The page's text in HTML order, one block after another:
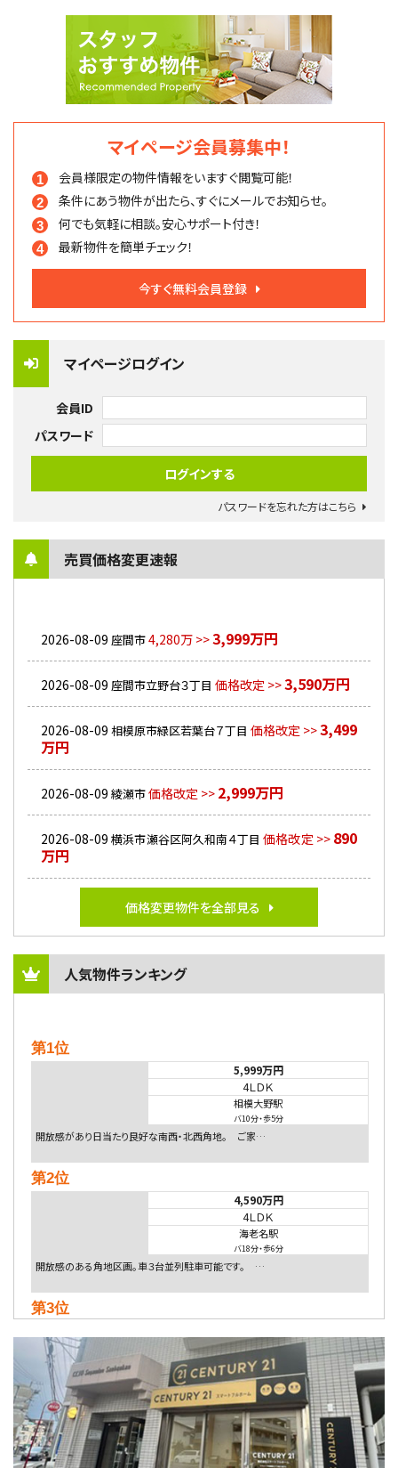
マイページ会員募集中！
会員様限定の物件情報をいますぐ閲覧可能！
条件にあう物件が出たら、すぐにメールでお知らせ。
何でも気軽に相談。安心サポート付き！
最新物件を簡単チェック！
今すぐ無料会員登録
マイページログイン
会員ID
パスワード
パスワードを忘れた方はこちら
売買価格変更速報
2026-08-09 座間市4,280万 >>3,999万円
2026-08-09 座間市立野台３丁目 価格改定 >>3,590万円
2026-08-09 相模原市緑区若葉台７丁目 価格改定 >>3,499
万円
2026-08-09 綾瀬市価格改定 >> 2,999万円
2026-08-09 横浜市瀬谷区阿久和南４丁目 価格改定 >> 890
万円
価格変更物件を全部見る
人気物件ランキング
第1位
5,999万円
4ＬＤＫ
相模大野駅
バ10分・歩5分
開放感があり日当たり良好な南西・北西角地。 ご家…
第2位
4,590万円
4ＬＤＫ
海老名駅
バ18分・歩6分
開放感のある角地区画。車３台並列駐車可能です。 …
第3位
4ＬＤＫ
相模大野駅
バ9分・歩4分
２０１５年６月築、積水ハウス施工住宅です。 南東…
第4位
4,080万円